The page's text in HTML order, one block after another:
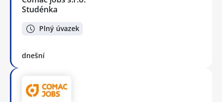
Studénka
Plný úvazek
dnešní